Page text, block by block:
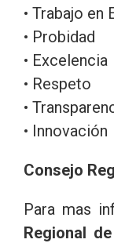
• Trabajo en
• Probidad
• Excelencia
• Respeto
•
• Innovación
Consejo
Para mas
Regional